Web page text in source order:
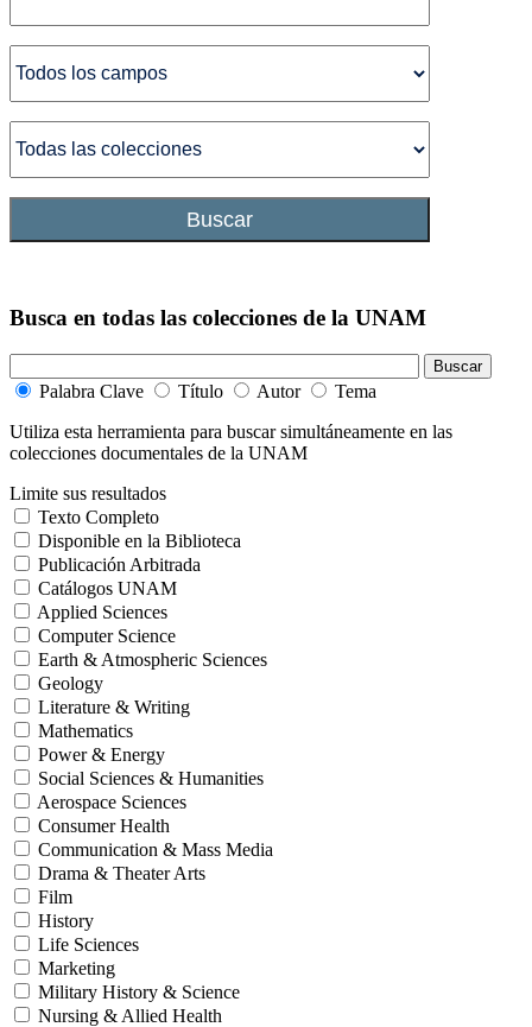
Buscar
Busca en todas las colecciones de la UNAM
Palabra Clave Título Autor
Tema
Utiliza esta herramienta para buscar simultáneamente en las
colecciones documentales de la UNAM
Limite sus resultados
Texto Completo
Disponible en la Biblioteca
Publicación Arbitrada
Catálogos UNAM
Applied Sciences
Computer Science
Earth & Atmospheric Sciences
Geology
Literature & Writing
Mathematics
Power & Energy
Social Sciences & Humanities
Aerospace Sciences
Consumer Health
Communication & Mass Media
Drama & Theater Arts
Film
History
Life Sciences
Marketing
Military History & Science
Nursing & Allied Health